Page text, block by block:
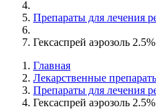
Препараты для лечения
Гексаспрей аэрозоль
Главная
Лекарственные
Препараты для лечения
Гексаспрей аэрозоль